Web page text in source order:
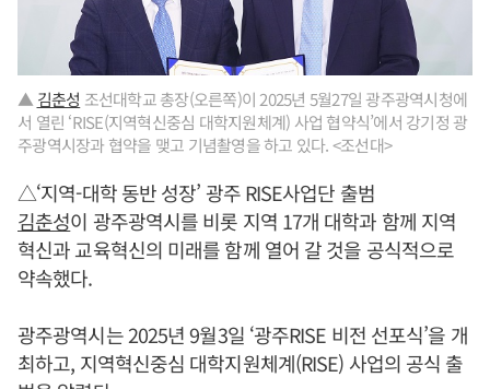
▲ 김춘성 조선대학교 총장(오른쪽)이 2025년 5월27일 광주광역시청에
서 열린 ‘RISE(지역혁신중심 대학지원체계) 사업 협약식’에서 강기정 광
주광역시장과 협약을 맺고 기념촬영을 하고 있다. <조선대>
△‘지역-대학 동반 성장’ 광주 RISE사업단 출범
김춘성이 광주광역시를 비롯 지역 17개 대학과 함께 지역
혁신과 교육혁신의 미래를 함께 열어 갈 것을 공식적으로
약속했다.
광주광역시는 2025년 9월3일 ‘광주RISE 비전 선포식’을 개
최하고, 지역혁신중심 대학지원체계(RISE) 사업의 공식 출